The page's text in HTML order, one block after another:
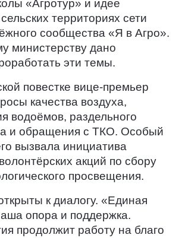
«Агротур» и идее
территориях сети
сообщества «Я в Агро».
министерству дано
эти темы.
повестке вице-премьер
качества воздуха,
водоёмов, раздельного
и обращения с ТКО. Особый
вызвала инициатива
акций по сбору
просвещения.
к диалогу. «Единая
опора и поддержка.
продолжит работу на благо